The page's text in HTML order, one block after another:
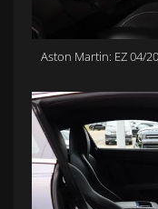
Aston Martin: EZ 04/